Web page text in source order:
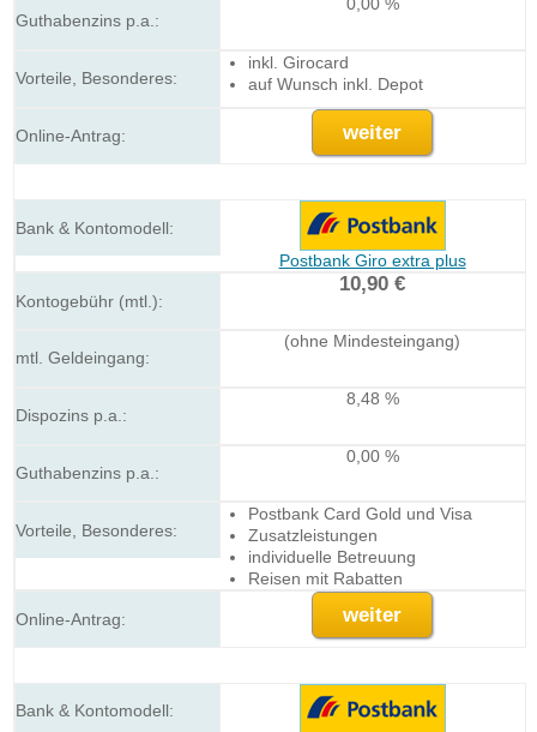
inkl. Girocard
auf Wunsch inkl. Depot
weiter
Postbank Giro extra plus
10,90 €
(ohne Mindesteingang)
8,48 %
0,00 %
Postbank Card Gold und Visa
Zusatzleistungen
individuelle Betreuung
Reisen mit Rabatten
weiter